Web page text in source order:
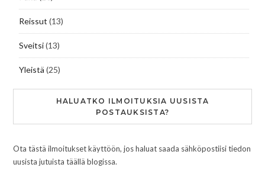
Reissut (13)
Sveitsi(13)
Yleistä (25)
HALUATKO ILMOITUKSIA UUSISTA
POSTAUKSISTA?
Ota tästä ilmoitukset käyttöön, jos haluat saada sähköpostiisi tiedon
uusista jutuista täällä blogissa.